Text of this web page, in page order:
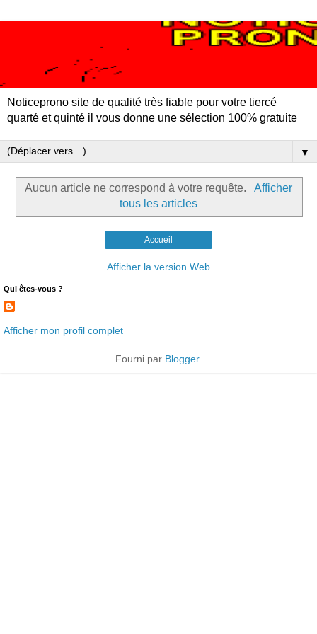
Noticeprono site de qualité très fiable pour votre tiercé
quarté et quinté il vous donne une sélection 100% gratuite
▼
Aucun article ne correspond à votre requête.
Afficher
tous les articles
Accueil
Afficher la version Web
Qui êtes-vous ?
Afficher mon profil complet
Fourni par Blogger.